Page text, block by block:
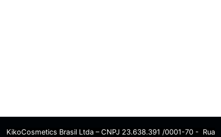
KikoCosmetics Brasil Ltda – CNPJ 23.638.391 /0001-70 - Rua